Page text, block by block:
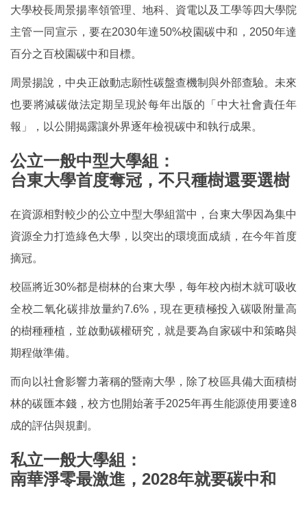
大學校長周景揚率領管理、地科、資電以及工學等四大學院
主管一同宣示，要在2030年達50%校園碳中和，2050年達
百分之百校園碳中和目標。
周景揚說，中央正啟動志願性碳盤查機制與外部查驗。未來
也要將減碳做法定期呈現於每年出版的「中大社會責任年
報」，以公開揭露讓外界逐年檢視碳中和執行成果。
公立一般中型大學組：
台東大學首度奪冠，不只種樹還要選樹
在資源相對較少的公立中型大學組當中，台東大學因為集中
資源全力打造綠色大學，以突出的環境面成績，在今年首度
摘冠。
校區將近30%都是樹林的台東大學，每年校內樹木就可吸收
全校二氧化碳排放量約7.6%，現在更積極投入碳吸附量高
的樹種種植，並啟動碳權研究，就是要為自家碳中和策略與
期程做準備。
而向以社會影響力著稱的暨南大學，除了校區具備大面積樹
林的碳匯本錢，校方也開始著手2025年再生能源使用要達8
成的評估與規劃。
私立一般大學組：
南華淨零最激進，2028年就要碳中和